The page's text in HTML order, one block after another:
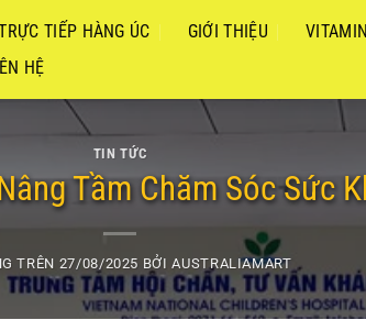
TIẾP HÀNG ÚC GIỚI THIỆU
HỆ
TIN TỨC
Tầm Chăm Sóc Sức
TRÊN 27/08/2025 BỞIAUSTRALIAMART